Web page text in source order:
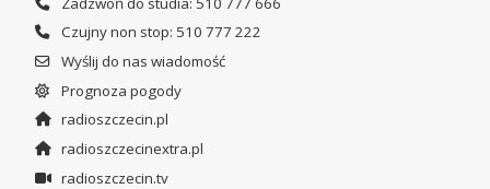
Czujny non stop: 510 777 222
Wyślij do nas wiadomość
Prognoza pogody
radioszczecin.pl
radioszczecinextra.pl
radioszczecin.tv